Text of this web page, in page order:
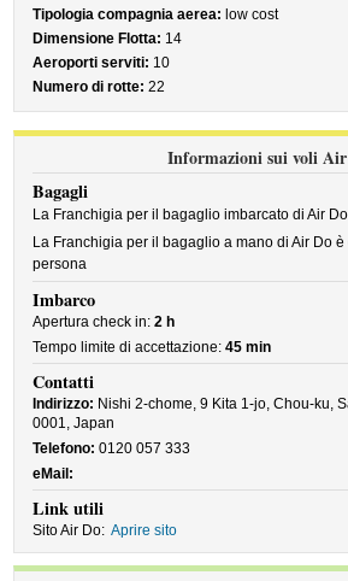
Tipologia compagnia aerea: low cost
Dimensione Flotta: 14
Aeroporti serviti: 10
Numero di rotte: 22
Informazioni sui voli
Bagagli
La Franchigia per il bagaglio imbarcato di Air
La Franchigia per il bagaglio a mano di Air Do
persona
Imbarco
Apertura check in:2 h
Tempo limite di accettazione:45 min
Contatti
Indirizzo: Nishi 2-chome, 9 Kita 1-jo, Chou-ku,
0001, Japan
Telefono: 0120 057 333
eMail:
Link utili
Sito Air Do: Aprire sito